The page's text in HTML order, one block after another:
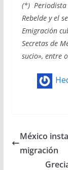
(*) Periodista
Rebelde y el
Emigración
Secretas de
sucio», entre
México
migración